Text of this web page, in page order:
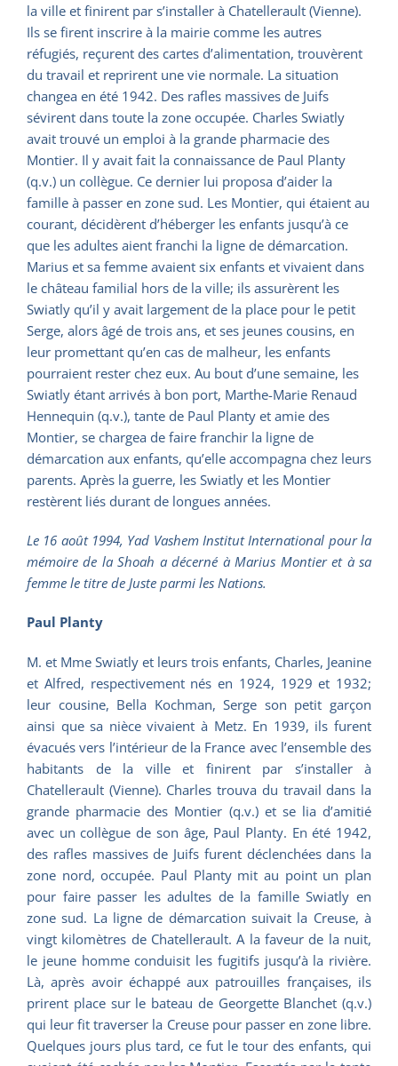
la ville et finirent par s’installer à Chatellerault (Vienne).
Ils se firent inscrire à la mairie comme les autres
réfugiés, reçurent des cartes d’alimentation, trouvèrent
du travail et reprirent une vie normale. La situation
changea en été 1942. Des rafles massives de Juifs
sévirent dans toute la zone occupée. Charles Swiatly
avait trouvé un emploi à la grande pharmacie des
Montier. Il y avait fait la connaissance de Paul Planty
(q.v.) un collègue. Ce dernier lui proposa d’aider la
famille à passer en zone sud. Les Montier, qui étaient au
courant, décidèrent d’héberger les enfants jusqu’à ce
que les adultes aient franchi la ligne de démarcation.
Marius et sa femme avaient six enfants et vivaient dans
le château familial hors de la ville; ils assurèrent les
Swiatly qu’il y avait largement de la place pour le petit
Serge, alors âgé de trois ans, et ses jeunes cousins, en
leur promettant qu’en cas de malheur, les enfants
pourraient rester chez eux. Au bout d’une semaine, les
Swiatly étant arrivés à bon port, Marthe-Marie Renaud
Hennequin (q.v.), tante de Paul Planty et amie des
Montier, se chargea de faire franchir la ligne de
démarcation aux enfants, qu’elle accompagna chez leurs
parents. Après la guerre, les Swiatly et les Montier
restèrent liés durant de longues années.
Le 16 août 1994, Yad Vashem Institut International pour la
mémoire de la Shoah a décerné à Marius Montier et à sa
femme le titre de Juste parmi les Nations.
Paul Planty
M. et Mme Swiatly et leurs trois enfants, Charles, Jeanine
et Alfred, respectivement nés en 1924, 1929 et 1932;
leur cousine, Bella Kochman, Serge son petit garçon
ainsi que sa nièce vivaient à Metz. En 1939, ils furent
évacués vers l’intérieur de la France avec l’ensemble des
habitants de la ville et finirent par s’installer à
Chatellerault (Vienne). Charles trouva du travail dans la
grande pharmacie des Montier (q.v.) et se lia d’amitié
avec un collègue de son âge, Paul Planty. En été 1942,
des rafles massives de Juifs furent déclenchées dans la
zone nord, occupée. Paul Planty mit au point un plan
pour faire passer les adultes de la famille Swiatly en
zone sud. La ligne de démarcation suivait la Creuse, à
vingt kilomètres de Chatellerault. A la faveur de la nuit,
le jeune homme conduisit les fugitifs jusqu’à la rivière.
Là, après avoir échappé aux patrouilles françaises, ils
prirent place sur le bateau de Georgette Blanchet (q.v.)
qui leur fit traverser la Creuse pour passer en zone libre.
Quelques jours plus tard, ce fut le tour des enfants, qui